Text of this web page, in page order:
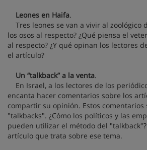
Leones en Haifa.
Tres leones se van a vivir al zoológico
los osos al respecto? ¿Qué piensa el
al respecto? ¿Y qué opinan los lectores
el artículo?
Un “talkback” a la venta.
En Israel, a los lectores de los
encanta hacer comentarios sobre los
compartir su opinión. Estos comentarios
"talkbacks". ¿Cómo los políticos y las
pueden utilizar el método del
artículo que trata sobre ese tema.